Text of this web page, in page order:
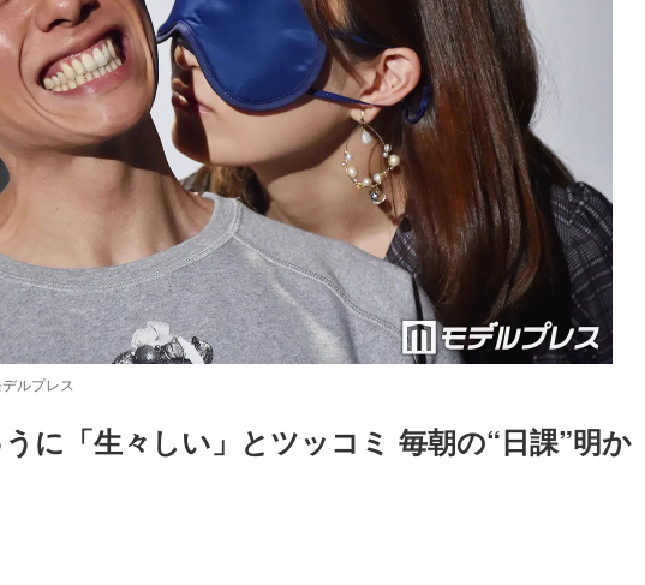
ルプレス
に「生々しい」とツッコミ 毎朝の“日課”明か